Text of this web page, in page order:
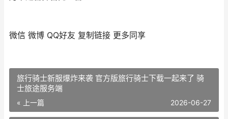
微信 微博 QQ好友 复制链接 更多同享
旅行骑士新服爆炸来袭 官方版旅行骑士下载一起来了 骑
士旅途服务端
« 上一篇 2026-06-27